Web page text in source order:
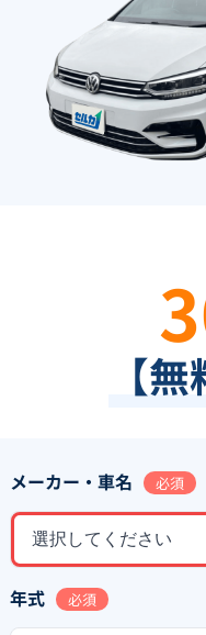
【
メーカー・車名 必須
選択してください
年式 必須